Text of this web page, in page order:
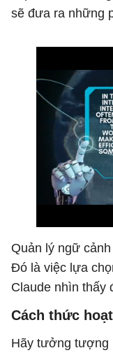
sẽ đưa ra những
Quản lý ngữ
Đó là việc lựa
Claude nhìn thấy
Cách thức
Hãy tưởng tượng